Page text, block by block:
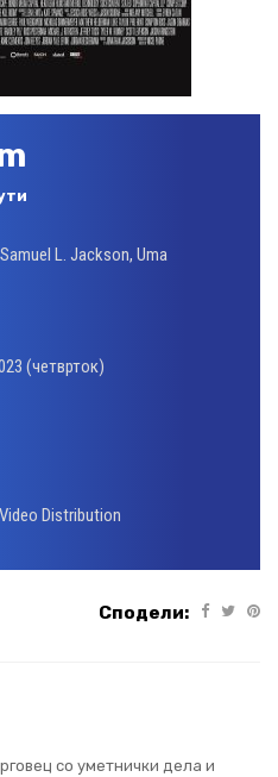
Samuel L. Jackson, Uma
(четврток)
Distribution
Сподели:
со уметнички дела и